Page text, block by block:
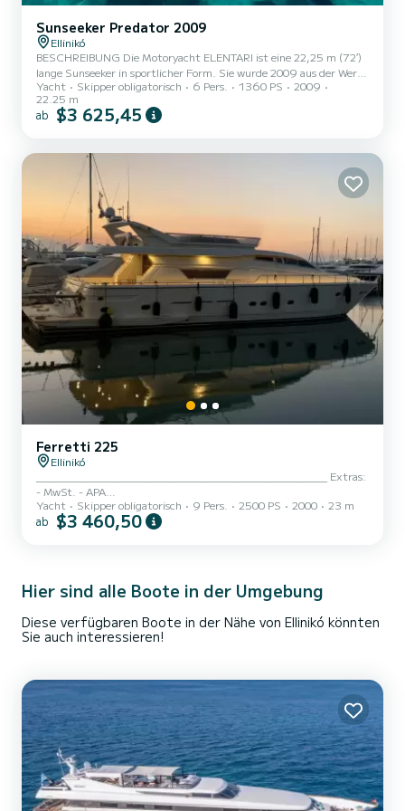
Sunseeker Predator 2009
Ellinikó
BESCHREIBUNG Die Motoryacht ELENTARI ist eine 22,25 m (72′)
lange Sunseeker in sportlicher Form. Sie wurde 2009 aus der Werft
geliefert und 2021 vollständig renoviert. Sie bietet Platz für sechs
Gäste in drei Kabinen sowie eine dreiköpfige Besatzung an Bord.
Die sportliche Form der ELENTARI ermöglicht aufregendes Cruisen
abbekommen, oder dem Essbereich auf dem Achterdeck, wo si...
Yacht Skipper obligatorisch 6 Pers. 1360 PS
2009
22.25 m
ab $3 625,45
Ferretti 225
Ellinikó
- MwSt. - APA
___________________________________________ M/Y
Bruno, ein wahres Meisterwerk, entworfen von Ferretti Yachts, ist
verfügt sie über einen stilvollen Salon mit großen Sofas sowie einen
großzügigen Essbereich für köstliche private Abendessen. Bruno
bietet Unt...
Yacht Skipper obligatorisch 9 Pers. 2500 PS 2000 23 m
ab $3 460,50
Hier sind alle Boote in der Umgebung
Diese verfügbaren Boote in der Nähe von Ellinikó könnten
Sie auch interessieren!